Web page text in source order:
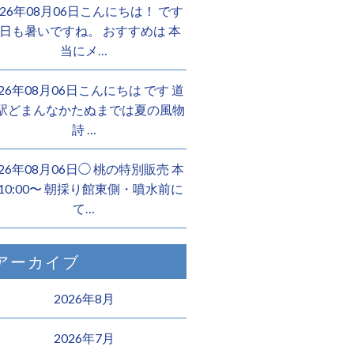
年08月06日こんにちは！ です
も暑いですね。 おすすめは 本
当にメ…
年08月06日こんにちは︎ です️ 道
どまんなかたぬまでは夏の風物
詩 …
年08月06日◯ 桃の特別販売 本
〜 朝採り館東側・噴水前に
て…
ーカイブ
2026年8月
2026年7月